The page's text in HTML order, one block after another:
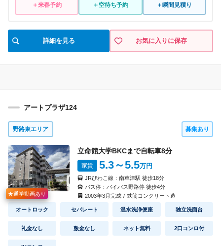
＋来春予約 ＋空待ち予約 ＋瞬間見積り
詳細を見る お気に入りに保存
アートプラザ124
野路東エリア 募集あり
★通学動画あり
立命館大学BKCまで自転車8分
家賃 5.3～5.5万円
JRびわこ線： 南草津駅 徒歩18分
バス停： バイパス野路停徒歩4分
2003年3月完成 / 鉄筋コンクリート造
オートロック セパレート 温水洗浄便座 独立洗面台
礼金なし 敷金なし ネット無料 2口コンロ付